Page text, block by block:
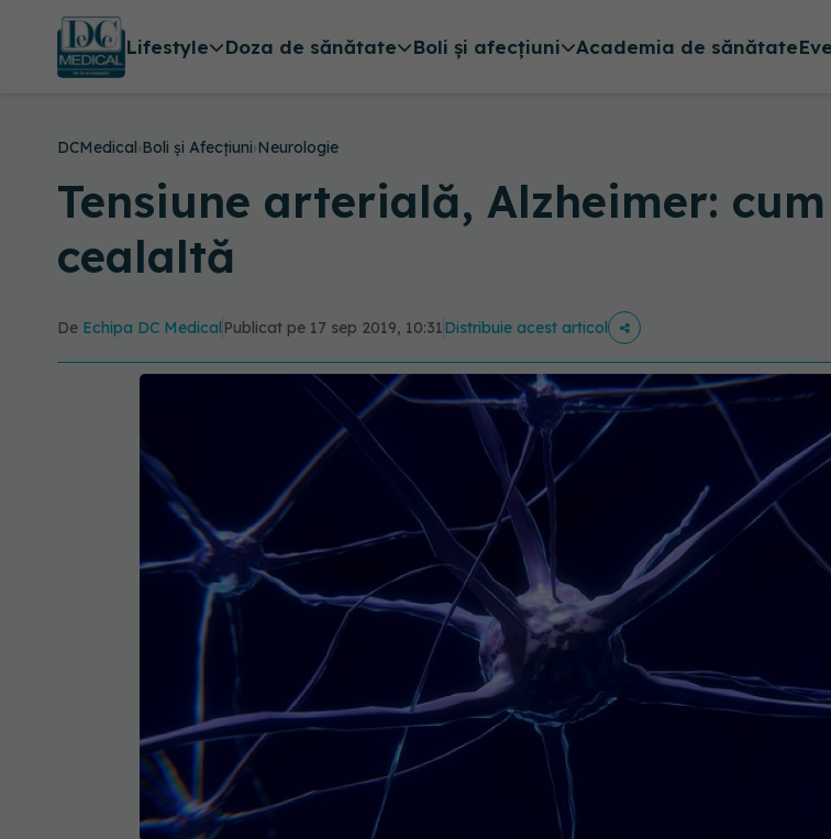
Lifestyle Doza de sănătate Boli și afecțiuni Academia de sănătate
DCMedical›Boli și Afecțiuni›Neurologie
Tensiune arterială, Alzheimer:
cealaltă
De Echipa DC Medical Publicat pe 17 sep 2019, 10:31Distribuie acest articol